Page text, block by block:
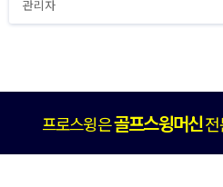
관리자
프로스윙은골프스윙머신전